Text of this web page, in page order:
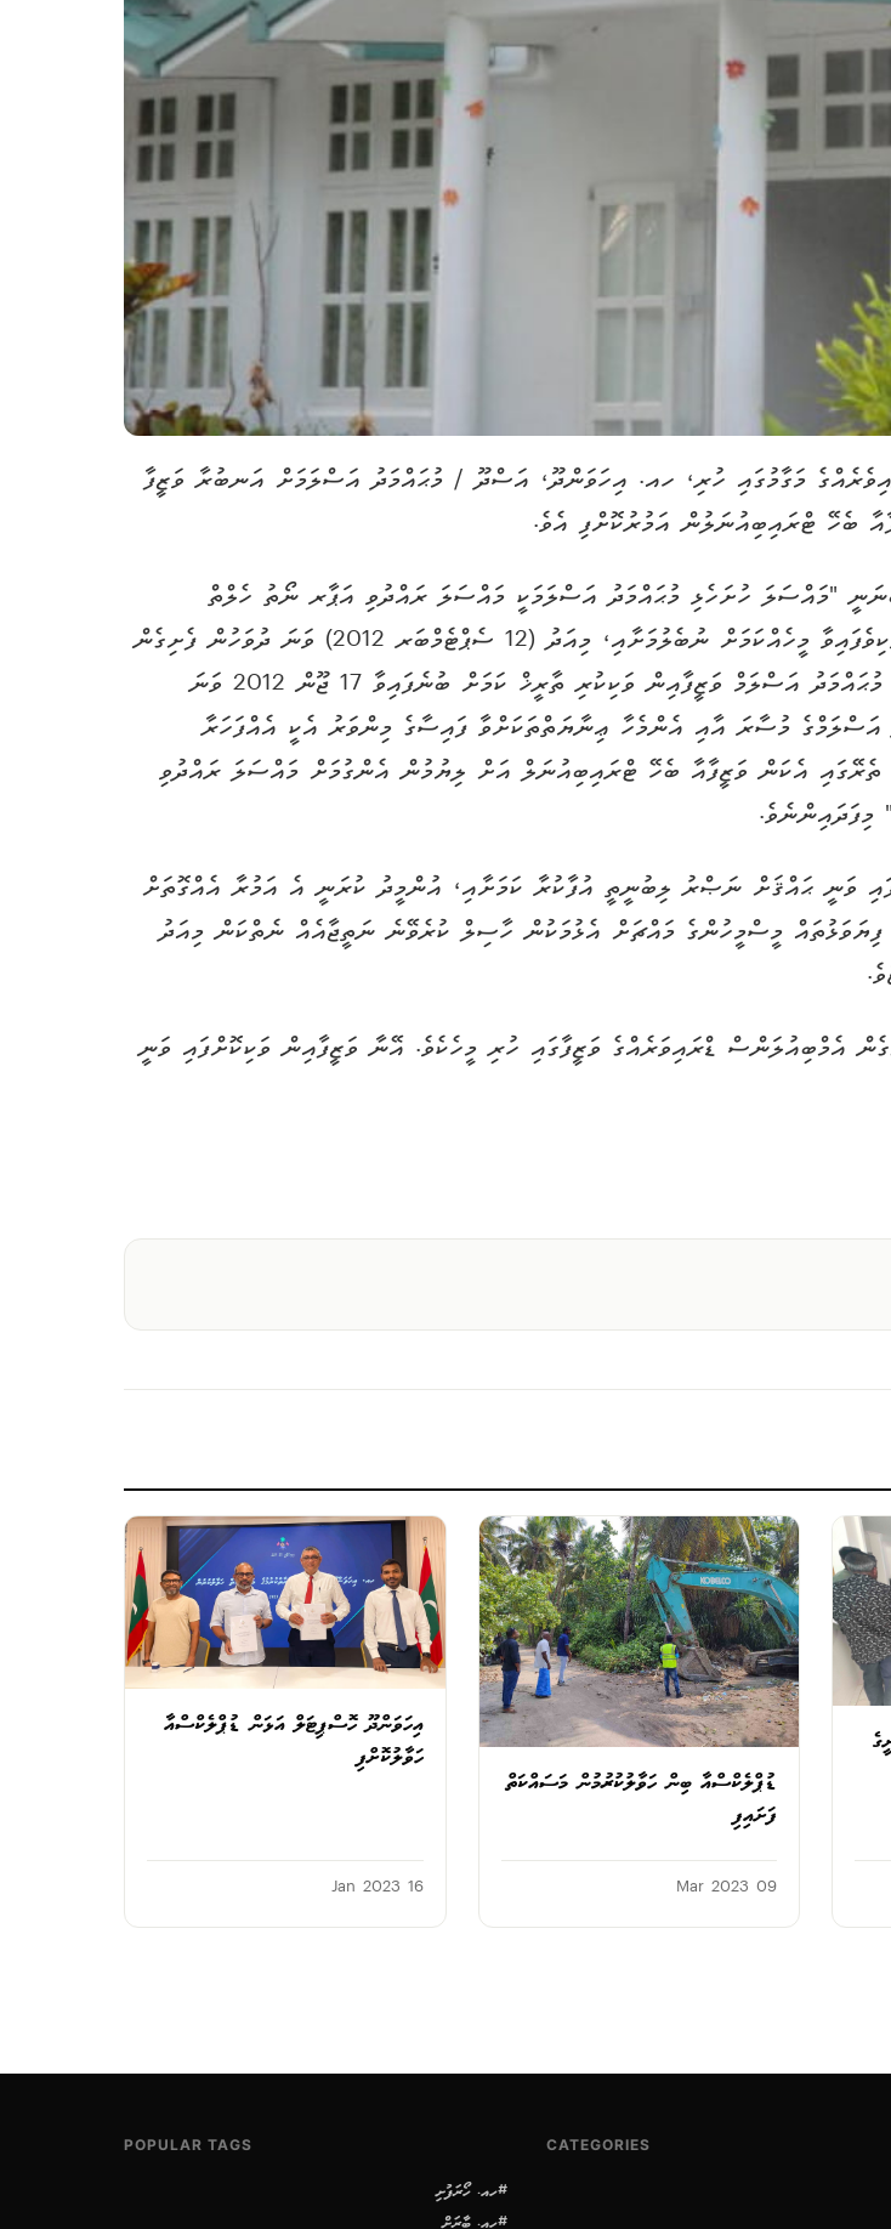
މަގާމުގައި ހުރި، ހއ. އިހަވަންދޫ، އަސްދޫ / މުޙައްމަދު އަސްލަމަށް އަނބުރާ ވަޒީފާ
ބެހޭ ޓްރައިބިއުނަލުން އަމުރުކޮށްފި އެވެ.
"މައްސަލަ ހުށަހެޅި މުޙައްމަދު އަސްލަމަކީ މައްސަލަ ރައްދުވި އަޕާރ ނޯތު ހެލްތް
ސާރވިސަސް ކޯޕަރޭޝަން ލިމިޓެޑްގެ އެމްބިއުލަންސް ޑްރައިވަރުގެ ވަޒީފާއިން ވަކިވެފައިވާ މީހެއްކަމަށް ނުބެލުމަށާއި، މިއަދު (12 ސެޕްޓެމްބަރ 2012) ވަނަ ދުވަހުން ފެށިގެން
10 (ދިހައެއް) ދުވަހުގެ ތެރޭގައި މުޙައްމަދު އަސްލަމް ވަޒީފާ އަށް ނެރުމަށާއި، މުޙައްމަދު އަސްލަމް ވަޒީފާއިން ވަކިކުރި ތާރީޚް ކަމަށް ބުނެފައިވާ 17 ޖޫން 2012 ވަނަ
އަސްލަމްގެ މުސާރަ އާއި އެންމެހާ ޢިނާޔަތްތަކަށްވާ ފައިސާގެ މިންވަރު އެކީ އެއްފަހަރާ
މިކަންކަން ހަމަޖެހޭތާ 3 (ތިނެއް) ދުވަހުގެ ތެރޭގައި އެކަން ވަޒީފާއާ ބެހޭ ޓްރައިބިއުނަލް އަށް ލިޔުމުން އެންގުމަށް މައްސަލަ ރައްދުވި
ވަނީ ޙައްޤަށް ނަޞްރު ލިބުނީތީ އުފާކުރާ ކަމަށާއި، އުންމީދު ކުރަނީ އެ އަމުރާ އެއްގޮތަށް
މީސްމީހުންގެ މައްޗަށް އެޅުމަކުން ހާސިލް ކުރެވޭނެ ނަތީޖާއެއް ނެތްކަން މިއަދު
އިހަވަންދޫ ސިއްޙީ މަރުކަޒުގައި 5 ޖޫން 2011 އިން ފެށިގެން އެމްބިއުލަންސް ޑްރައިވަރެއްގެ ވަޒީފާގައި ހުރި މީހެކެވެ. އޭނާ ވަޒީފާއިން ވަކިކޮށްފައި ވަނީ
ޑުޕްލެކްސްއާ ބިން ހަވާލުކުރުމުން މަސައްކަތް
ފަށައިފި
09 Mar 2023
އިހަވަންދޫ ހޮސްޕިޓަލް އަޅަން ޑުޕްލެކްސްއާ
ހަވާލުކޮށްފި
16 Jan 2023
CATEGORIES
POPULAR TAGS
#ހއ. ހޯރަފުށި
#ހއ. ބާރަށް